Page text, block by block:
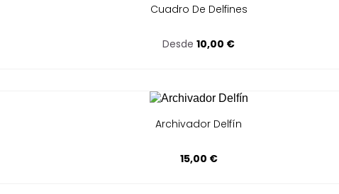
Cuadro De Delfines
Desde 10,00 €
Archivador Delfín
15,00 €